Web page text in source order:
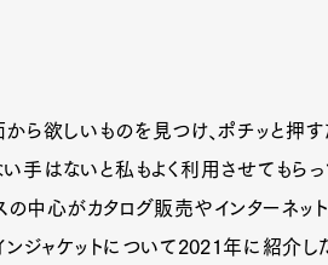
ら欲しいものを見つけ、ポチッと押
手はないと私もよく利用させてもらっ
の中心がカタログ販売やインターネッ
ジャケットについて2021年に紹介